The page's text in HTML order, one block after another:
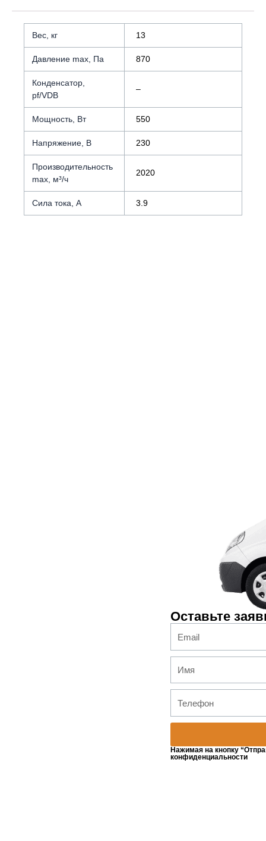
Вес, кг 13
Давление max, Па 870
Конденсатор,
pf/VDB
–
Мощность, Вт 550
Напряжение, В 230
Производительность
max, м³/ч
2020
Сила тока, А 3.9
Оставьте
Нажимая на кнопку
конфиденциальности